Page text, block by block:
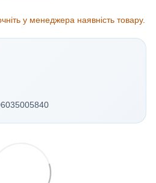
у менеджера наявність товару.